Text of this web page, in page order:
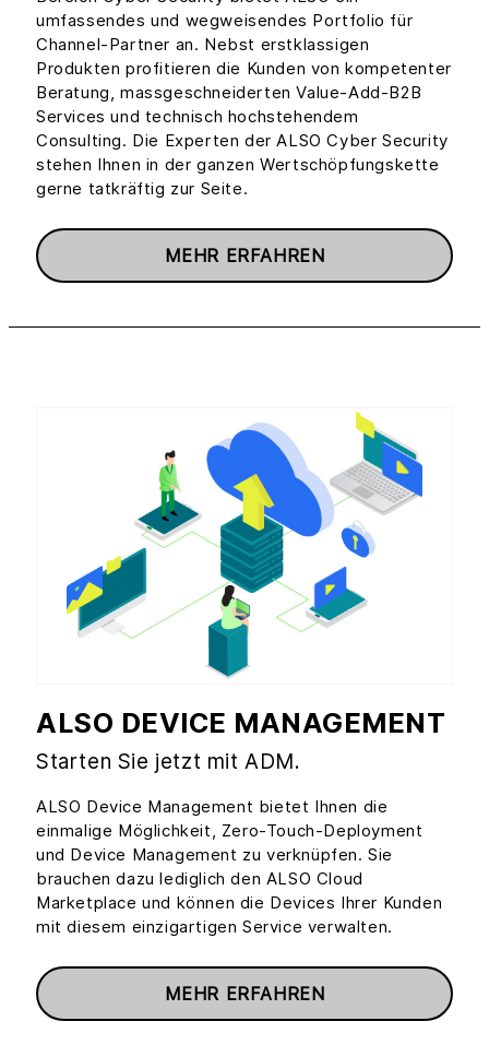
umfassendes und wegweisendes Portfolio für
Channel-Partner an. Nebst erstklassigen
Produkten profitieren die Kunden von kompetenter
Beratung, massgeschneiderten Value-Add-B2B
Services und technisch hochstehendem
Consulting. Die Experten der ALSO Cyber Security
stehen Ihnen in der ganzen Wertschöpfungskette
gerne tatkräftig zur Seite.
MEHR ERFAHREN
ALSO DEVICE MANAGEMENT
Starten Sie jetzt mit ADM.
ALSO Device Management bietet Ihnen die
einmalige Möglichkeit, Zero-Touch-Deployment
und Device Management zu verknüpfen. Sie
brauchen dazu lediglich den ALSO Cloud
Marketplace und können die Devices Ihrer Kunden
mit diesem einzigartigen Service verwalten.
MEHR ERFAHREN